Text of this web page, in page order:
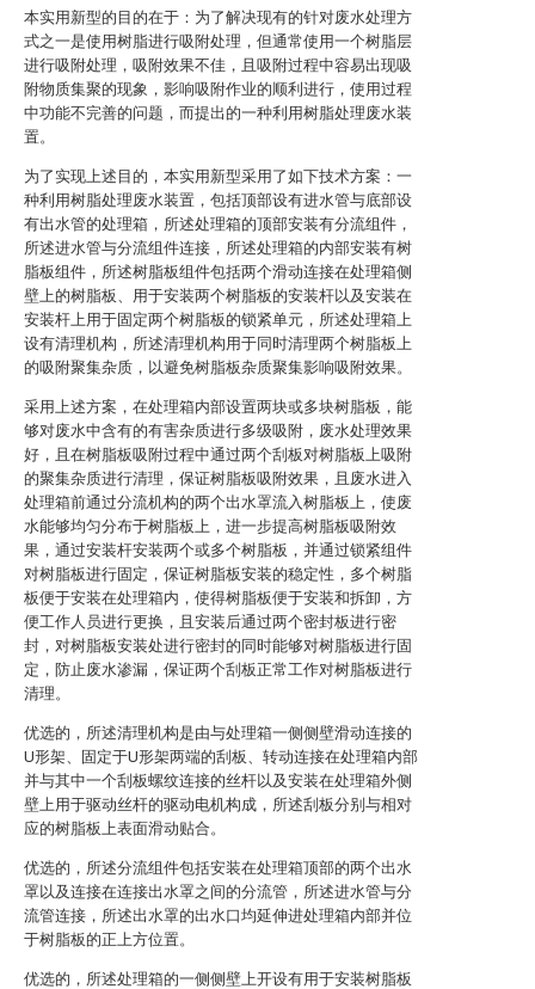
本实用新型的目的在于：为了解决现有的针对废水处理方
式之一是使用树脂进行吸附处理，但通常使用一个树脂层
进行吸附处理，吸附效果不佳，且吸附过程中容易出现吸
附物质集聚的现象，影响吸附作业的顺利进行，使用过程
中功能不完善的问题，而提出的一种利用树脂处理废水装
置。
为了实现上述目的，本实用新型采用了如下技术方案：一
种利用树脂处理废水装置，包括顶部设有进水管与底部设
有出水管的处理箱，所述处理箱的顶部安装有分流组件，
所述进水管与分流组件连接，所述处理箱的内部安装有树
脂板组件，所述树脂板组件包括两个滑动连接在处理箱侧
壁上的树脂板、用于安装两个树脂板的安装杆以及安装在
安装杆上用于固定两个树脂板的锁紧单元，所述处理箱上
设有清理机构，所述清理机构用于同时清理两个树脂板上
的吸附聚集杂质，以避免树脂板杂质聚集影响吸附效果。
采用上述方案，在处理箱内部设置两块或多块树脂板，能
够对废水中含有的有害杂质进行多级吸附，废水处理效果
好，且在树脂板吸附过程中通过两个刮板对树脂板上吸附
的聚集杂质进行清理，保证树脂板吸附效果，且废水进入
处理箱前通过分流机构的两个出水罩流入树脂板上，使废
水能够均匀分布于树脂板上，进一步提高树脂板吸附效
果，通过安装杆安装两个或多个树脂板，并通过锁紧组件
对树脂板进行固定，保证树脂板安装的稳定性，多个树脂
板便于安装在处理箱内，使得树脂板便于安装和拆卸，方
便工作人员进行更换，且安装后通过两个密封板进行密
封，对树脂板安装处进行密封的同时能够对树脂板进行固
定，防止废水渗漏，保证两个刮板正常工作对树脂板进行
清理。
优选的，所述清理机构是由与处理箱一侧侧壁滑动连接的
U形架、固定于U形架两端的刮板、转动连接在处理箱内部
并与其中一个刮板螺纹连接的丝杆以及安装在处理箱外侧
壁上用于驱动丝杆的驱动电机构成，所述刮板分别与相对
应的树脂板上表面滑动贴合。
优选的，所述分流组件包括安装在处理箱顶部的两个出水
罩以及连接在连接出水罩之间的分流管，所述进水管与分
流管连接，所述出水罩的出水口均延伸进处理箱内部并位
于树脂板的正上方位置。
优选的，所述处理箱的一侧侧壁上开设有用于安装树脂板